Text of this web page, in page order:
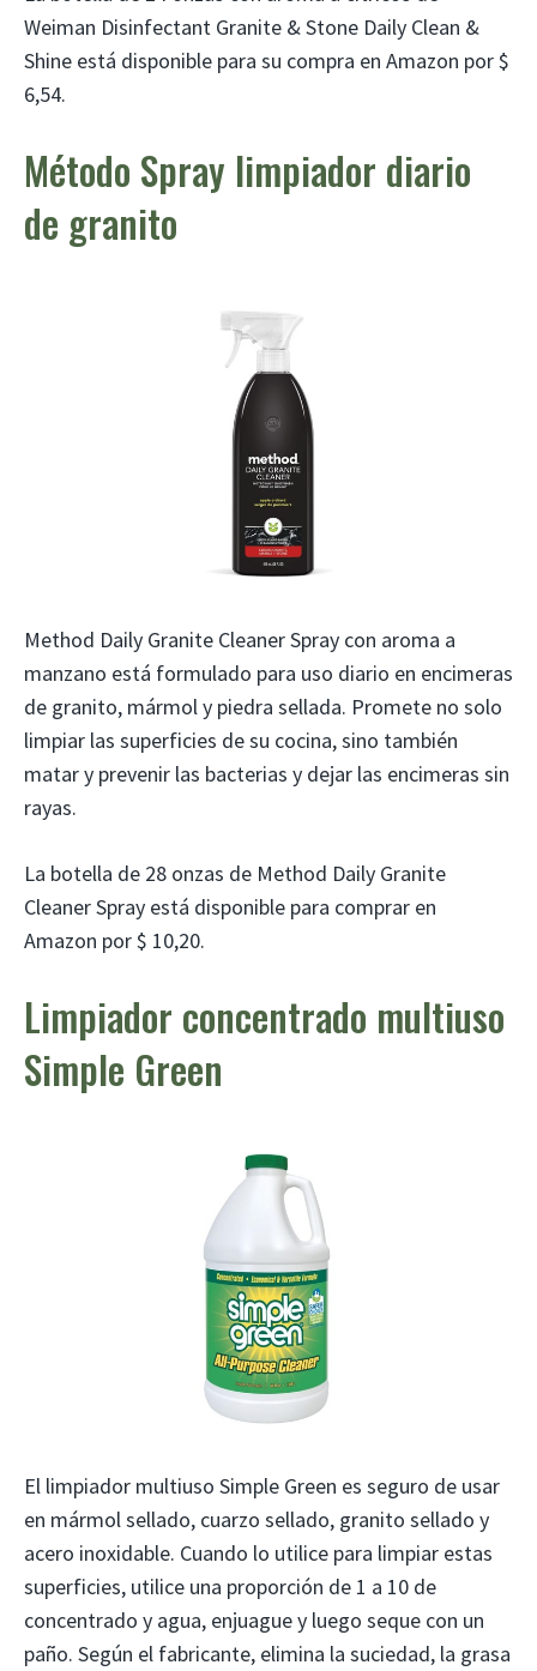
Weiman Disinfectant Granite & Stone Daily Clean &
Shine está disponible para su compra en Amazon por $
6,54.
Método Spray limpiador diario
de granito
Method Daily Granite Cleaner Spray con aroma a
manzano está formulado para uso diario en encimeras
de granito, mármol y piedra sellada. Promete no solo
limpiar las superficies de su cocina, sino también
matar y prevenir las bacterias y dejar las encimeras sin
rayas.
La botella de 28 onzas de Method Daily Granite
Cleaner Spray está disponible para comprar en
Amazon por $ 10,20.
Limpiador concentrado multiuso
Simple Green
El limpiador multiuso Simple Green es seguro de usar
en mármol sellado, cuarzo sellado, granito sellado y
acero inoxidable. Cuando lo utilice para limpiar estas
superficies, utilice una proporción de 1 a 10 de
concentrado y agua, enjuague y luego seque con un
paño. Según el fabricante, elimina la suciedad, la grasa